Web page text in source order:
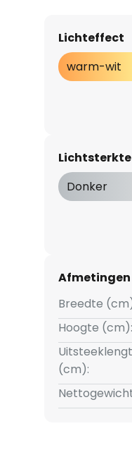
Lichteffect
warm-wit
Lichtsterkte
Donker
Afmetingen
Breedte
Hoogte (cm):
(cm):